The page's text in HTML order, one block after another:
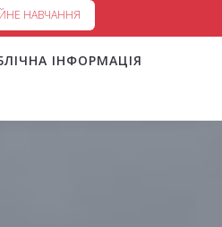
НАВЧАННЯ
ІНФОРМАЦІЯ